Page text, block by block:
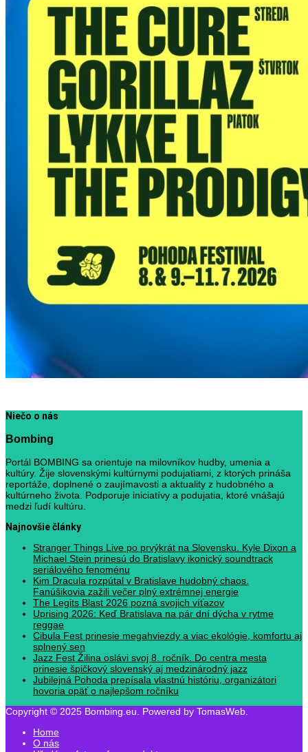
Niečo o nás
Bombing
Portál BOMBING sa orientuje na milovníkov hudby, umenia a
kultúry. Žije slovenskými kultúrnymi podujatiami, z ktorých prináša
reportáže, doplnené o zaujímavosti a aktuality z hudobného a
kultúrneho života. Podporuje iniciatívy a podujatia, ktoré vnášajú
medzi ľudí kultúru.
Najnovšie články
Stranger Things Live po prvýkrát na Slovensku. Kyle Dixon a
Michael Stein prinesú do Bratislavy ikonický soundtrack
seriálového fenoménu
Kim Dracula rozpútal v Bratislave hudobný chaos.
Fanúšikovia zažili večer plný extrémnej energie
The Legits Blast 2026 pozná svojich víťazov
Uprising 2026: Keď Bratislava na pár dní dýcha v rytme
reggae
Cibula Fest prinesie megahviezdy a viac ekológie, komfortu aj
splnený sen
Jazz Fest Žilina oslávi svoj 8. ročník. Do centra mesta
prinesie špičkový slovenský aj medzinárodný jazz
Jubilejná Pohoda prepísala vlastnú históriu, organizátori
hovoria opäť o najlepšom ročníku
Copyright © 2025 Bombing.eu. Powered by TomasWeb.
Home
O nás